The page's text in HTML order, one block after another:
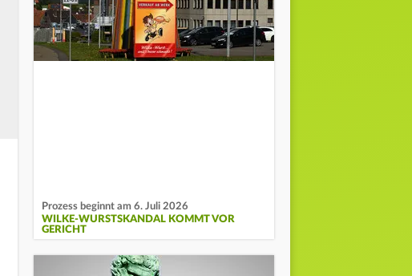
Prozess beginnt am 6. Juli 2026
WILKE-WURSTSKANDAL KOMMT VOR
GERICHT